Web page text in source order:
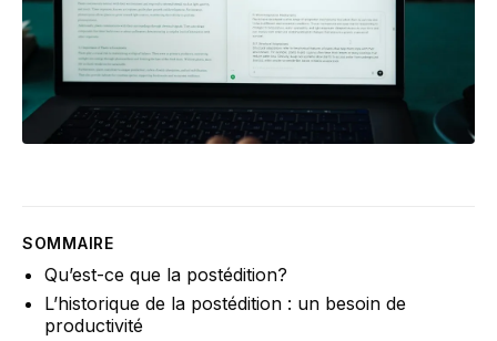
SOMMAIRE
Qu’est-ce que la postédition?
L’historique de la postédition : un besoin de
productivité